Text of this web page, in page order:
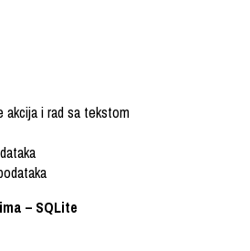
akcija i rad sa tekstom
– SQLite